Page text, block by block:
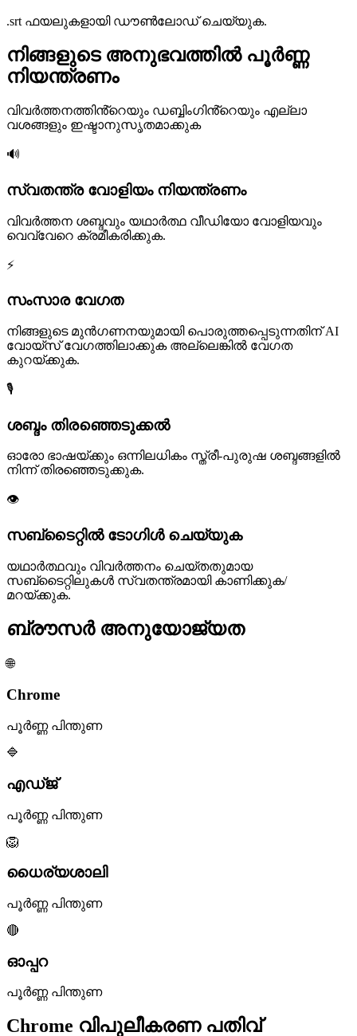
.srt ഫയലുകളായി ഡൗൺലോഡ് ചെയ്യുക.
നിങ്ങളുടെ അനുഭവത്തിൽ പൂർണ്ണ
നിയന്ത്രണം
വിവർത്തനത്തിൻ്റെയും ഡബ്ബിംഗിൻ്റെയും എല്ലാ
വശങ്ങളും ഇഷ്ടാനുസൃതമാക്കുക
🔊
സ്വതന്ത്ര വോളിയം നിയന്ത്രണം
വിവർത്തന ശബ്ദവും യഥാർത്ഥ വീഡിയോ വോളിയവും
വെവ്വേറെ ക്രമീകരിക്കുക.
⚡
സംസാര വേഗത
നിങ്ങളുടെ മുൻഗണനയുമായി പൊരുത്തപ്പെടുന്നതിന് AI
വോയ്‌സ് വേഗത്തിലാക്കുക അല്ലെങ്കിൽ വേഗത
കുറയ്ക്കുക.
🎙️
ശബ്ദം തിരഞ്ഞെടുക്കൽ
ഓരോ ഭാഷയ്ക്കും ഒന്നിലധികം സ്ത്രീ-പുരുഷ ശബ്ദങ്ങളിൽ
നിന്ന് തിരഞ്ഞെടുക്കുക.
👁️
സബ്‌ടൈറ്റിൽ ടോഗിൾ ചെയ്യുക
യഥാർത്ഥവും വിവർത്തനം ചെയ്തതുമായ
സബ്ടൈറ്റിലുകൾ സ്വതന്ത്രമായി കാണിക്കുക/
മറയ്ക്കുക.
ബ്രൗസർ അനുയോജ്യത
🌐
Chrome
പൂർണ്ണ പിന്തുണ
🔷
എഡ്ജ്
പൂർണ്ണ പിന്തുണ
🦁
ധൈര്യശാലി
പൂർണ്ണ പിന്തുണ
🔴
ഓപ്പറ
പൂർണ്ണ പിന്തുണ
Chrome വിപുലീകരണ പതിവ്